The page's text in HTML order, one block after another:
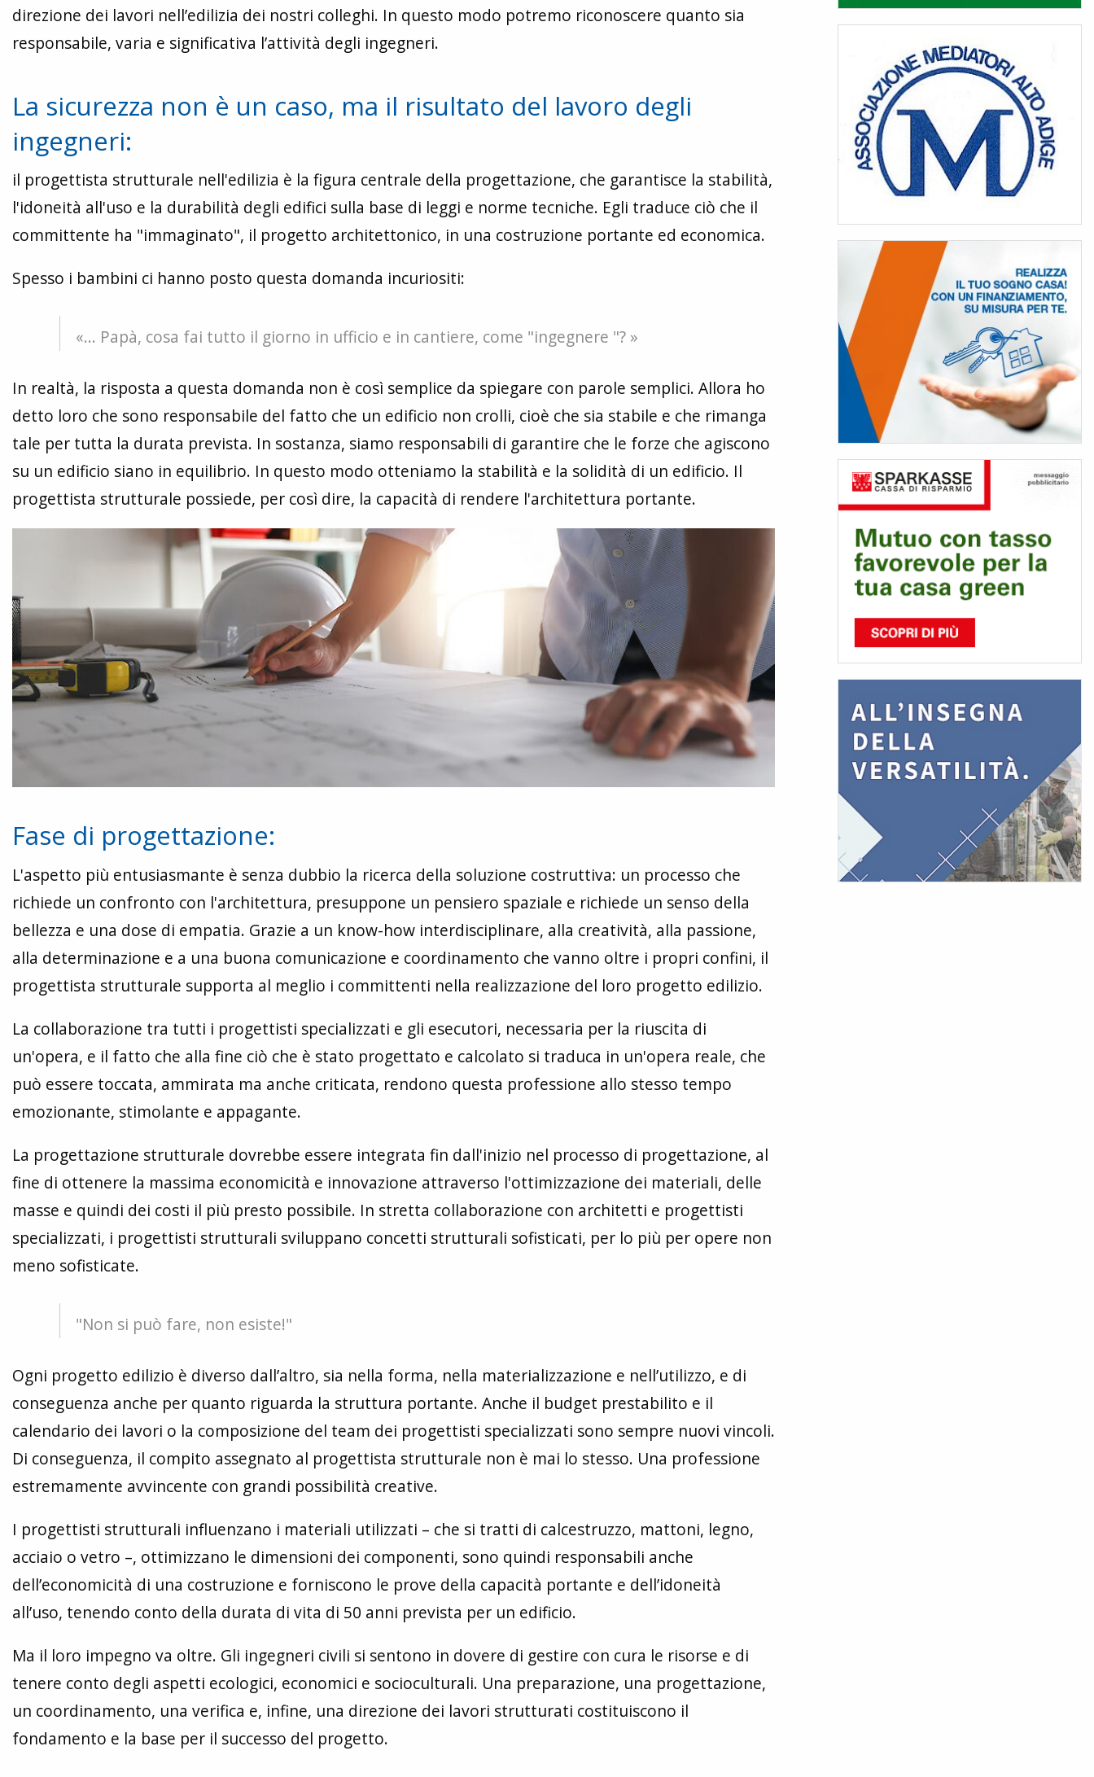
direzione dei lavori nell’edilizia dei nostri colleghi. In questo modo potremo riconoscere quanto sia
responsabile, varia e significativa l’attività degli ingegneri.
La sicurezza non è un caso, ma il risultato del lavoro degli
ingegneri:
il progettista strutturale nell'edilizia è la figura centrale della progettazione, che garantisce la stabilità,
l'idoneità all'uso e la durabilità degli edifici sulla base di leggi e norme tecniche. Egli traduce ciò che il
committente ha "immaginato", il progetto architettonico, in una costruzione portante ed economica.
Spesso i bambini ci hanno posto questa domanda incuriositi:
«... Papà, cosa fai tutto il giorno in ufficio e in cantiere, come "ingegnere "? »
In realtà, la risposta a questa domanda non è così semplice da spiegare con parole semplici. Allora ho
detto loro che sono responsabile del fatto che un edificio non crolli, cioè che sia stabile e che rimanga
tale per tutta la durata prevista. In sostanza, siamo responsabili di garantire che le forze che agiscono
su un edificio siano in equilibrio. In questo modo otteniamo la stabilità e la solidità di un edificio. Il
progettista strutturale possiede, per così dire, la capacità di rendere l'architettura portante.
Fase di progettazione:
L'aspetto più entusiasmante è senza dubbio la ricerca della soluzione costruttiva: un processo che
richiede un confronto con l'architettura, presuppone un pensiero spaziale e richiede un senso della
bellezza e una dose di empatia. Grazie a un know-how interdisciplinare, alla creatività, alla passione,
alla determinazione e a una buona comunicazione e coordinamento che vanno oltre i propri confini, il
progettista strutturale supporta al meglio i committenti nella realizzazione del loro progetto edilizio.
La collaborazione tra tutti i progettisti specializzati e gli esecutori, necessaria per la riuscita di
un'opera, e il fatto che alla fine ciò che è stato progettato e calcolato si traduca in un'opera reale, che
può essere toccata, ammirata ma anche criticata, rendono questa professione allo stesso tempo
emozionante, stimolante e appagante.
La progettazione strutturale dovrebbe essere integrata fin dall'inizio nel processo di progettazione, al
fine di ottenere la massima economicità e innovazione attraverso l'ottimizzazione dei materiali, delle
masse e quindi dei costi il più presto possibile. In stretta collaborazione con architetti e progettisti
specializzati, i progettisti strutturali sviluppano concetti strutturali sofisticati, per lo più per opere non
meno sofisticate.
"Non si può fare, non esiste!"
Ogni progetto edilizio è diverso dall’altro, sia nella forma, nella materializzazione e nell’utilizzo, e di
conseguenza anche per quanto riguarda la struttura portante. Anche il budget prestabilito e il
calendario dei lavori o la composizione del team dei progettisti specializzati sono sempre nuovi vincoli.
Di conseguenza, il compito assegnato al progettista strutturale non è mai lo stesso. Una professione
estremamente avvincente con grandi possibilità creative.
I progettisti strutturali influenzano i materiali utilizzati – che si tratti di calcestruzzo, mattoni, legno,
acciaio o vetro –, ottimizzano le dimensioni dei componenti, sono quindi responsabili anche
dell’economicità di una costruzione e forniscono le prove della capacità portante e dell’idoneità
all’uso, tenendo conto della durata di vita di 50 anni prevista per un edificio.
Ma il loro impegno va oltre. Gli ingegneri civili si sentono in dovere di gestire con cura le risorse e di
tenere conto degli aspetti ecologici, economici e socioculturali. Una preparazione, una progettazione,
un coordinamento, una verifica e, infine, una direzione dei lavori strutturati costituiscono il
fondamento e la base per il successo del progetto.